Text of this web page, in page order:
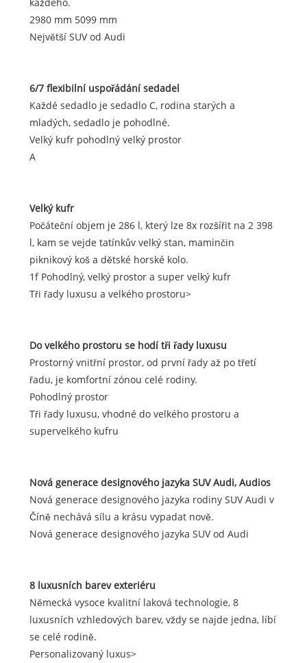
2980 mm 5099 mm
Největší SUV od Audi
6/7 flexibilní uspořádání sedadel
Každé sedadlo je sedadlo C, rodina starých a
mladých, sedadlo je pohodlné.
Velký kufr pohodlný velký prostor
A
Velký kufr
Počáteční objem je 286 l, který lze 8x rozšířit na 2 398
l, kam se vejde tatínkův velký stan, maminčin
piknikový koš a dětské horské kolo.
1f Pohodlný, velký prostor a super velký kufr
Tři řady luxusu a velkého prostoru>
Do velkého prostoru se hodí tři řady luxusu
Prostorný vnitřní prostor, od první řady až po třetí
řadu, je komfortní zónou celé rodiny.
Pohodlný prostor
Tři řady luxusu, vhodné do velkého prostoru a
supervelkého kufru
Nová generace designového jazyka SUV Audi, Audios
Nová generace designového jazyka rodiny SUV Audi v
Číně nechává sílu a krásu vypadat nově.
Nová generace designového jazyka SUV od Audi
8 luxusních barev exteriéru
Německá vysoce kvalitní laková technologie, 8
luxusních vzhledových barev, vždy se najde jedna, líbí
se celé rodině.
Personalizovaný luxus>